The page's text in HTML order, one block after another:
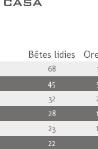
Bêtes lidies
68
45
32
28
23
22